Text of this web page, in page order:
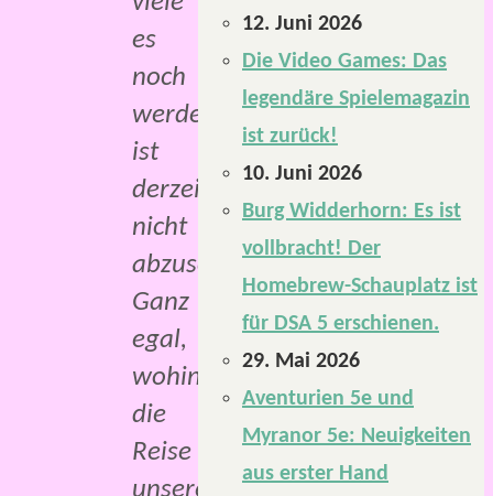
es
noch
werden,
ist
derzeit
nicht
abzusehen.
Ganz
egal,
wohin
die
Reise
unserer
12. Juni 2026
Die Video Games: Das
legendäre Spielemagazin
ist zurück!
10. Juni 2026
Burg Widderhorn: Es ist
vollbracht! Der
Homebrew-Schauplatz ist
für DSA 5 erschienen.
29. Mai 2026
Aventurien 5e und
Myranor 5e: Neuigkeiten
aus erster Hand